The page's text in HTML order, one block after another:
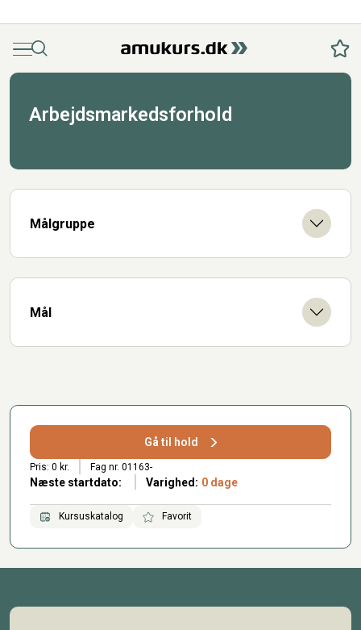
MenuSøg
Arbejdsmarkedsforhold
Målgruppe
Mål
Gå til hold
Pris: 0 kr. Fag nr. 01163-
Næste startdato: Varighed: 0 dage
Kursuskatalog Favorit